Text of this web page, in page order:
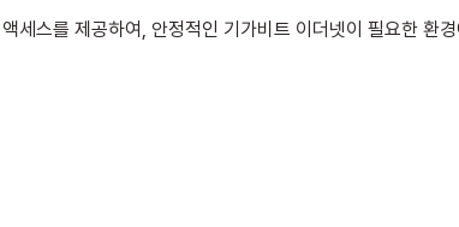
세스를 제공하여, 안정적인 기가비트 이더넷이 필요한 환